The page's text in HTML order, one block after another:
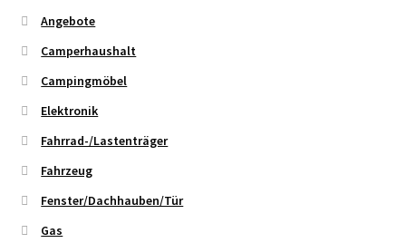
Angebote
Camperhaushalt
Campingmöbel
Elektronik
Fahrrad-/Lastenträger
Fahrzeug
Fenster/Dachhauben/Tür
Gas